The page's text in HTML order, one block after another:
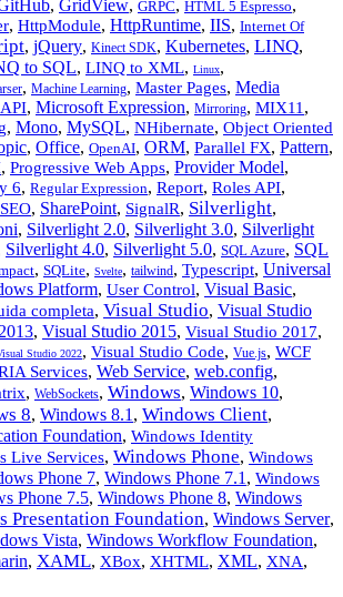
, GridView, GRPC, HTML 5 Espresso,
, HttpModule, HttpRuntime, IIS, Internet Of
, jQuery, Kinect SDK, Kubernetes, LINQ,
to SQL, LINQ to XML, Linux,
, Machine Learning, Master Pages, Media
, Microsoft Expression, Mirroring, MIX11 ,
, Mono, MySQL, NHibernate, Object Oriented
, Office, OpenAI, ORM, Parallel FX, Pattern,
, Progressive Web Apps, Provider Model,
6, Regular Expression, Report, Roles API,
SEO, SharePoint, SignalR, Silverlight,
, Silverlight 2.0, Silverlight 3.0, Silverlight
Silverlight 4.0, Silverlight 5.0, SQL Azure, SQL
, SQLite, Svelte, tailwind, Typescript, Universal
Platform, User Control, Visual Basic,
completa, Visual Studio, Visual Studio
, Visual Studio 2015, Visual Studio 2017,
Studio 2022, Visual Studio Code, Vue.js, WCF
Services, Web Service, web.config,
, WebSockets, Windows, Windows 10,
8, Windows 8.1 , Windows Client,
Foundation, Windows Identity
Live Services, Windows Phone, Windows
Phone 7, Windows Phone 7.1 , Windows
Phone 7.5, Windows Phone 8, Windows
Presentation Foundation, Windows Server,
Vista, Windows Workflow Foundation,
, XAML, XBox, XHTML, XML, XNA,